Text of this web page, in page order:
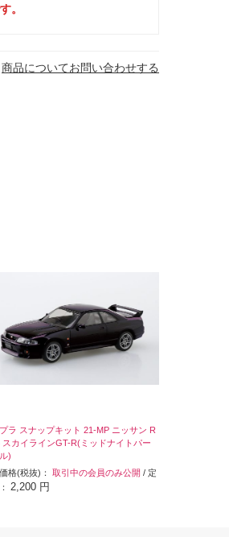
。
商品についてお問い合わせする
ラ スナップキット 21-MP ニッサン R
スカイラインGT-R(ミッドナイトパー
)
格(税抜)： 取引中の会員のみ公開 / 定
2,200 円